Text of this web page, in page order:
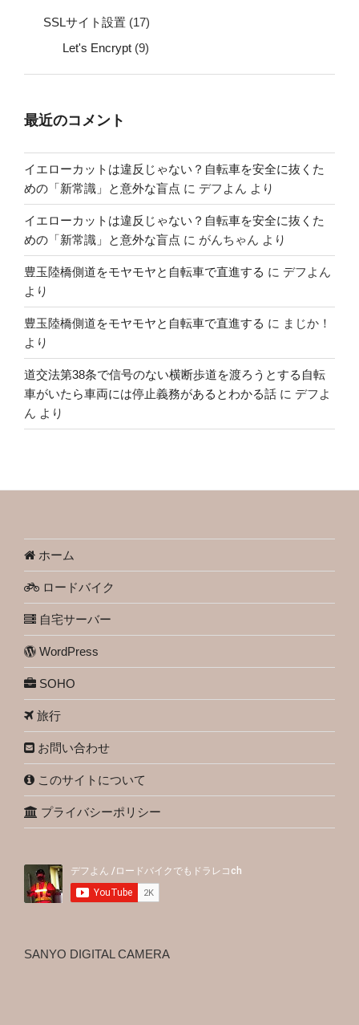
SSLサイト設置 (17)
Let's Encrypt (9)
最近のコメント
イエローカットは違反じゃない？自転車を安全に抜くた
めの「新常識」と意外な盲点 に デフよん より
イエローカットは違反じゃない？自転車を安全に抜くた
めの「新常識」と意外な盲点 に がんちゃん より
豊玉陸橋側道をモヤモヤと自転車で直進する に デフよん
より
豊玉陸橋側道をモヤモヤと自転車で直進する に まじか！
より
道交法第38条で信号のない横断歩道を渡ろうとする自転
車がいたら車両には停止義務があるとわかる話 に デフよ
ん より
ホーム
ロードバイク
自宅サーバー
WordPress
SOHO
旅行
お問い合わせ
このサイトについて
プライバシーポリシー
SANYO DIGITAL CAMERA